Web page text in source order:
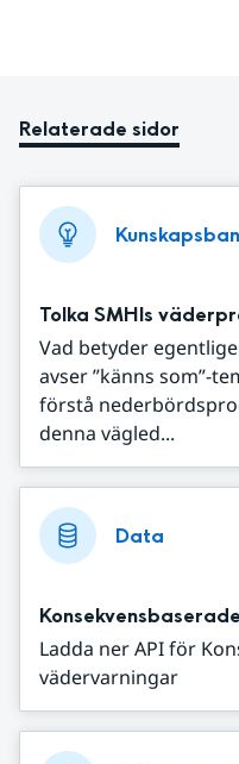
Relaterade sidor
Tolka SMHIs
Vad betyder
avser ”känns som”-
förstå
denna vägled...
Data
Ladda ner API för
vädervarningar